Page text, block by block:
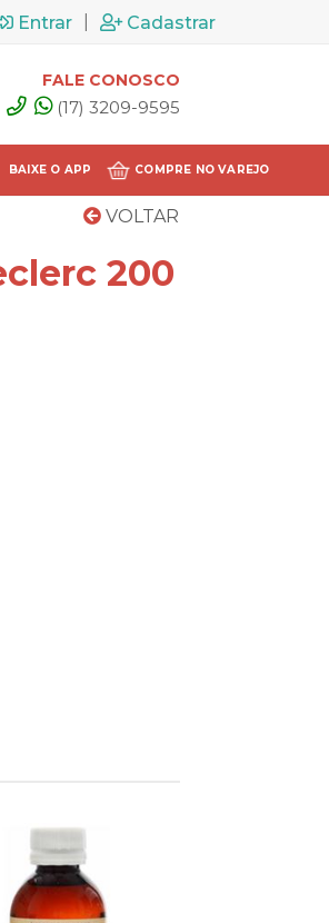
Entrar Cadastrar
FALE CONOSCO
(17) 3209-9595
BAIXE O APP COMPRE NO VAREJO
VOLTAR
200